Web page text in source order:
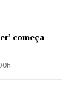
começa